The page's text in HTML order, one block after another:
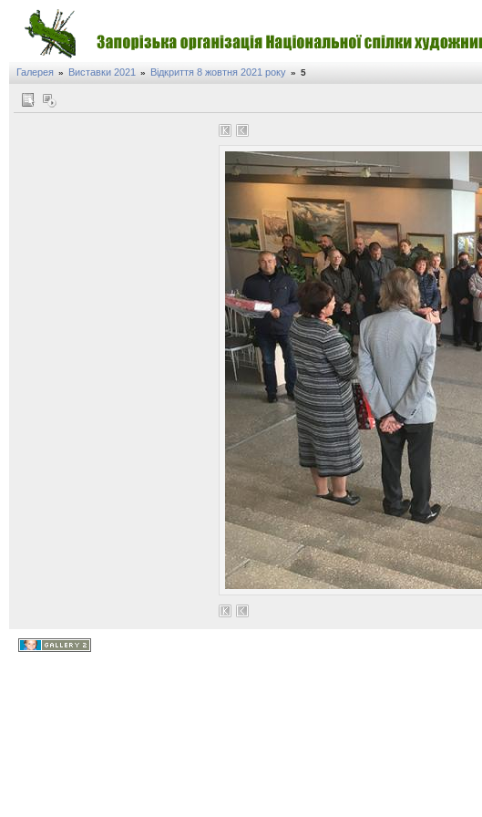
Галерея » Виставки 2021 » Відкриття 8 жовтня 2021 року » 5